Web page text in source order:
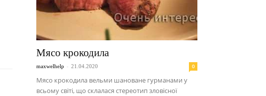
Мясо крокодила
maxwelhelp - 21.04.2020 0
Мясо крокодила вельми шановане гурманами у
всьому світі, що склалася стереотип зловісної